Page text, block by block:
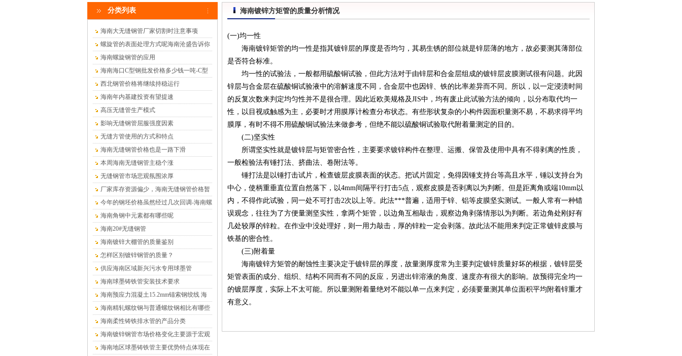
分类列表
海南大无缝钢管厂家切割时注意事项
螺旋管的表面处理方式呢海南沧盛告诉你
海南螺旋钢管的应用
海南海口C型钢批发价格多少钱一吨-C型
钢厂家
西北钢管价格将继续持稳运行
海南年内基建投资有望提速
高压无缝管生产模式
影响无缝钢管屈服强度因素
无缝方管使用的方式和特点
海南无缝钢管价格也是一路下滑
本周海南无缝钢管主稳个涨
无缝钢管市场悲观氛围浓厚
厂家库存资源偏少，海南无缝钢管价格暂
时平稳为主
今年的钢坯价格虽然经过几次回调-海南螺
旋钢管
海南角钢中元素都有哪些呢
海南20#无缝钢管
海南镀锌大棚管的质量鉴别
怎样区别镀锌钢管的质量？
供应海南区域新兴污水专用球墨管
海南球墨铸铁管安装技术要求
海南预应力混凝土15.2mm锚索钢绞线 海
南沧盛销售
海南精轧螺纹钢与普通螺纹钢相比有哪些
优点？
海南柔性铸铁排水管的产品分类
海南镀锌钢管市场价格变化主要源于宏观
供求关系的变化
海南地区球墨铸铁管主要优势特点体现在
海南镀锌方矩管的质量分析情况
(一)均一性
海南镀锌矩管的均一性是指其镀锌层的厚度是否均匀，其易生锈的部位就是锌层薄的地方，故必要测其薄部位
是否符合标准。
均一性的试验法，一般都用硫酸铜试验，但此方法对于由锌层和合金层组成的镀锌层皮膜测试很有问题。此因
锌层与合金层在硫酸铜试验液中的溶解速度不同，合金层中也因锌、铁的比率差异而不同。所以，以一定浸渍时间
的反复次数来判定均匀性并不是很合理。因此近欧美规格及JIS中，均有废止此试验方法的倾向，以分布取代均一
性，以目视或触感为主，必要时才用膜厚计检查分布状态。有些形状复杂的小构件因面积量测不易，不易求得平均
膜厚，有时不得不用硫酸铜试验法来做参考，但绝不能以硫酸铜试验取代附着量测定的目的。
(二)坚实性
所谓坚实性就是镀锌层与矩管密合性，主要要求镀锌构件在整理、运搬、保管及使用中具有不得剥离的性质，
一般检验法有锤打法、挤曲法、卷附法等。
锤打法是以锤打击试片，检查镀层皮膜表面的状态。把试片固定，免得因锤支持台等高且水平，锤以支持台为
中心，使柄重垂直位置自然落下，以4mm间隔平行打击5点，观察皮膜是否剥离以为判断。但是距离角或端10mm以
内，不得作此试验，同一处不可打击2次以上等。此法***普遍，适用于锌、铝等皮膜坚实测试。一般人常有一种错
误观念，往往为了方便量测坚实性，拿两个矩管，以边角互相敲击，观察边角剥落情形以为判断。若边角处刚好有
几处较厚的锌粒。在作业中没处理好，则一用力敲击，厚的锌粒一定会剥落。故此法不能用来判定正常镀锌皮膜与
铁基的密合性。
(三)附着量
海南镀锌方矩管的耐蚀性主要决定于镀锌层的厚度，故量测厚度常为主要判定镀锌质量好坏的根据，镀锌层受
矩管表面的成分、组织、结构不同而有不同的反应，另进出锌溶液的角度、速度亦有很大的影响。故预得完全均一
的镀层厚度，实际上不太可能。所以量测附着量绝对不能以单一点来判定，必须要量测其单位面积平均附着锌重才
有意义。